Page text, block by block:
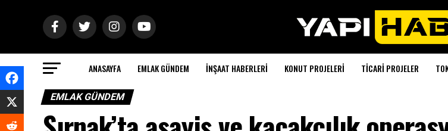
ANASAYFA EMLAK GÜNDEM İNŞAAT HABERLERI KONUT PROJELERI TICARI PROJELER
EMLAK GÜNDEM